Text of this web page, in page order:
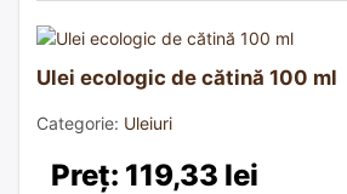
Ulei ecologic de cătină 100 ml
Categorie: Uleiuri
Preț: 119,33 lei